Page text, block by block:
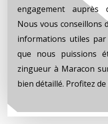
engagement auprès
Nous vous conseillons
informations utiles
que nous puissions
zingueur à Maracon
bien détaillé. Profitez